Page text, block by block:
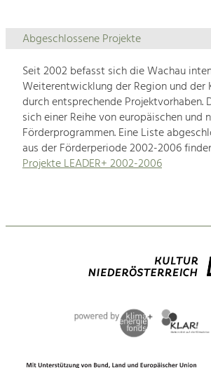
Abgeschlossene Projekte
Seit 2002 befasst sich die Wachau
Weiterentwicklung der Region und der
durch entsprechende Projektvorhaben.
sich einer Reihe von europäischen und
Förderprogrammen. Eine Liste
aus der Förderperiode 2002-2006
Projekte LEADER+ 2002-2006